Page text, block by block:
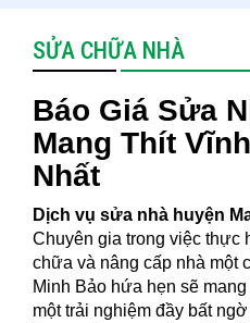
SỬA CHỮA NHÀ
Báo Giá Sửa
Mang Thít
Nhất
Dịch vụ sửa nhà huyện
Chuyên gia trong việc thực
chữa và nâng cấp nhà một
Minh Bảo hứa hẹn sẽ
một trải nghiệm đầy bất